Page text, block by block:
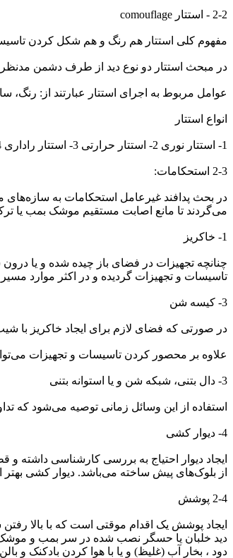
2-2 - استتار comouflage
مفهوم کلی استتار هم رنگ و هم شکل کردن
در مبحث استتار دو نوع دید از طرف دشمن مدنظر است 1- دید هوایی 2-
عوامل مربوط به اجرای استتار عبارتند از:
انواع استتار
1- استتار نوری 2- استتار حرارتی 3- استتار راداری 4- استتار رادیویی (مثل ایجاد پارازیت یا ارسال فرامین کاذب) 5- استتار بصری 6- استتار صوتی 7- ضد الکترونیکی
2-3 استحکامات:
در بحث پدافند غیرعامل استحکامات به
می‌گردند تا مانع اصابت مستقیم موشک بمب یا
1- خاکریز
چنانچه تجهیزات در فضای باز چیده شده و یا
تاسیسات و تجهیزات گردیده و در اکثر موارد
3- کیسه شن
در صورتی که فضای لازم برای ایجاد خاکریز با
علاوه بر محصور کردن تاسیسات و تجهیزات
3- دال بتنی، شبکه شن و یا استوانه بتنی
استفاده از این وسائل زمانی توصیه می‌شود که
4- دیوار کشی
ایجاد دیوار احتیاج به بررسی کارشناسی داشته
از بلوک‌های پیش ساخته می‌باشد. دیوار کشی
2-4 پوشش
ایجاد پوشش یک اقدام موقتی است که با بالا
دید خلبان یا حسگر نصب شده در سر بمب و
دود ، بخار آب (غلیظ) و یا با هوا کردن بادکنک و